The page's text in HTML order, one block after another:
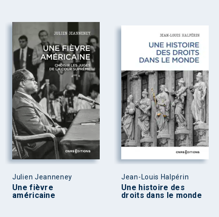
Julien Jeanneney
Une fièvre
américaine
Jean-Louis Halpérin
Une histoire des
droits dans le monde